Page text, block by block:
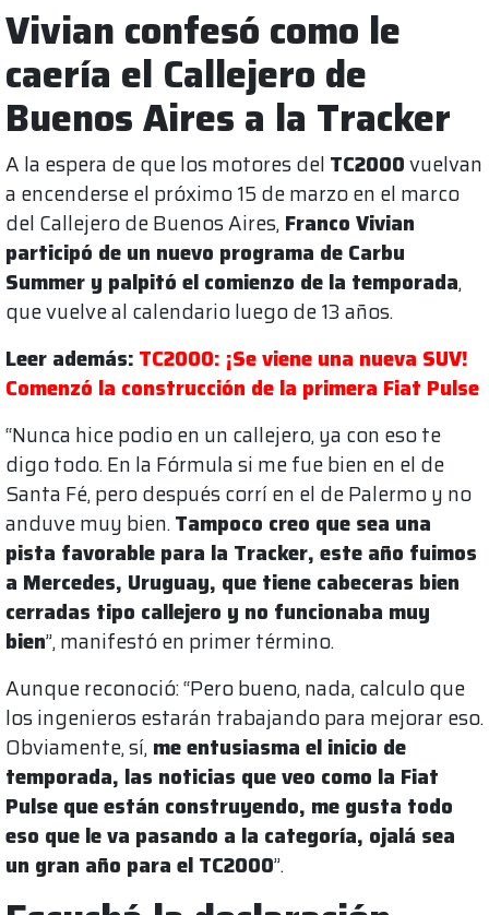
Vivian confesó como le
caería el Callejero de
Buenos Aires a la Tracker
A la espera de que los motores del TC2000vuelvan
a encenderse el próximo 15 de marzo en el marco
del Callejero de Buenos Aires, Franco Vivian
participó de un nuevo programa de Carbu
Summer y palpitó el comienzo de la temporada,
que vuelve al calendario luego de 13 años.
Leer además: TC2000: ¡Se viene una nueva SUV!
Comenzó la construcción de la primera Fiat Pulse
“Nunca hice podio en un callejero, ya con eso te
digo todo. En la Fórmula si me fue bien en el de
Santa Fé, pero después corrí en el de Palermo y no
anduve muy bien.Tampoco creo que sea una
pista favorable para la Tracker, este año fuimos
a Mercedes, Uruguay, que tiene cabeceras bien
cerradas tipo callejero y no funcionaba muy
bien”, manifestó en primer término.
Aunque reconoció: “Pero bueno, nada, calculo que
los ingenieros estarán trabajando para mejorar eso.
Obviamente, sí, me entusiasma el inicio de
temporada, las noticias que veo como la Fiat
Pulse que están construyendo, me gusta todo
eso que le va pasando a la categoría, ojalá sea
un gran año para el TC2000”.